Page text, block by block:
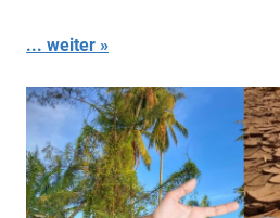
... weiter